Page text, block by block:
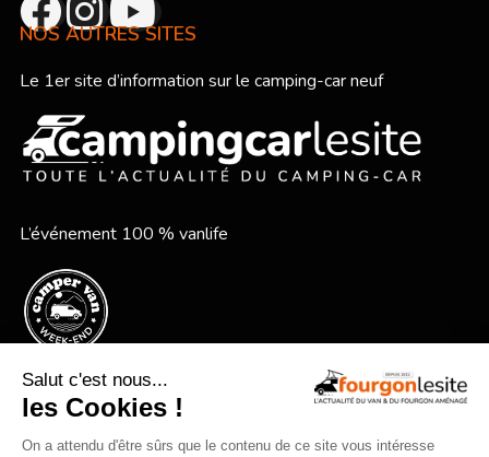
NOS AUTRES SITES
Le 1er site d’information sur le camping-car neuf
L’événement 100 % vanlife
Le festival vanlife en bord de mer